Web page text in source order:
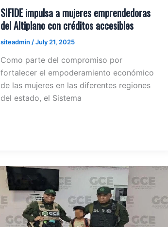
SIFIDE impulsa a mujeres emprendedoras
del Altiplano con créditos accesibles
siteadmin /July 21, 2025
Como parte del compromiso por
fortalecer el empoderamiento económico
de las mujeres en las diferentes regiones
del estado, el Sistema